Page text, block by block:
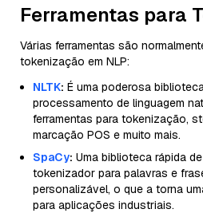
Ferramentas para
Várias ferramentas são
tokenização em NLP:
NLTK: É uma poderosa
processamento de linguagem
ferramentas para tokenização,
marcação POS e muito mais.
SpaCy: Uma biblioteca rápida
tokenizador para palavras e
personalizável, o que a torna
para aplicações industriais.